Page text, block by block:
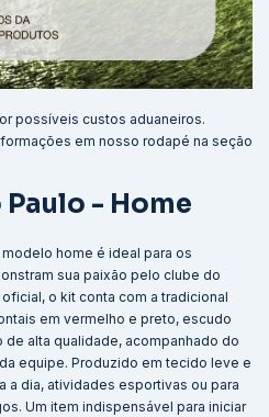
possíveis custos aduaneiros.
em nosso rodapé na seção
- Home
home é ideal para os
sua paixão pelo clube do
o kit conta com a tradicional
em vermelho e preto, escudo
alta qualidade, acompanhado do
equipe. Produzido em tecido leve e
a dia, atividades esportivas ou para
Um item indispensável para iniciar